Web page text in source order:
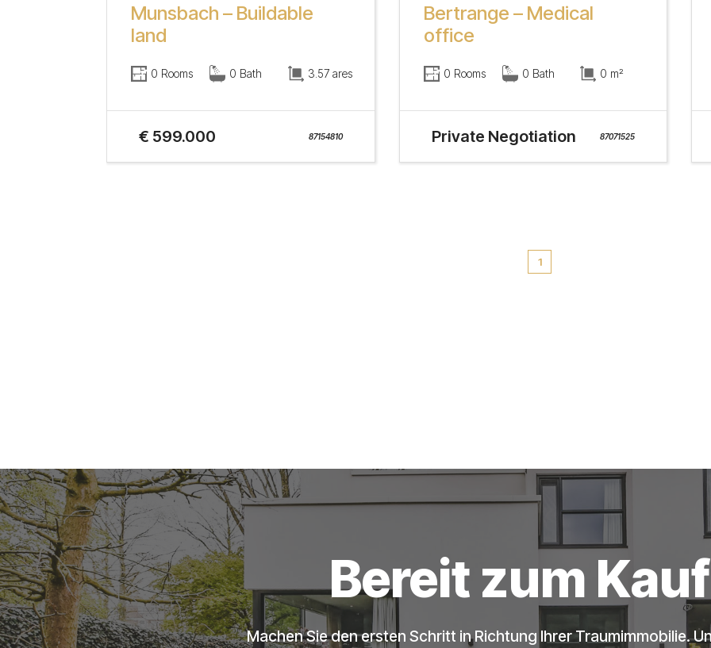
Munsbach – Buildable
land
0 Rooms 0 Bath 3.57 ares
€ 599.000 87154810
Bertrange – Medical
office
0 Rooms 0 Bath 0 m²
Private Negotiation 87071525
1
Bereit zum
Machen Sie den ersten Schritt in Richtung Ihrer Traumimmobilie.